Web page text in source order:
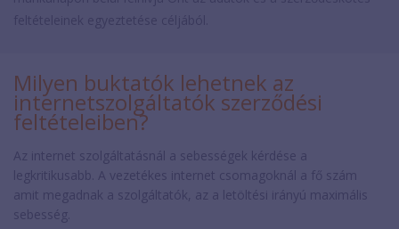
Milyen buktatók lehetnek az
internetszolgáltatók szerződési
feltételeiben?
Az internet szolgáltatásnál a sebességek kérdése a
legkritikusabb. A vezetékes internet csomagoknál a fő szám
amit megadnak a szolgáltatók, az a letöltési irányú maximális
sebesség.